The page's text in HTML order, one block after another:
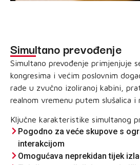
Simultano prevođenje
Simultano prevođenje primjenjuje
kongresima i većim poslovnim
rade u zvučno izoliranoj kabini,
realnom vremenu putem slušalica i
Ključne karakteristike simultanog
Pogodno za veće skupove s
interakcijom
Omogućava neprekidan tijek